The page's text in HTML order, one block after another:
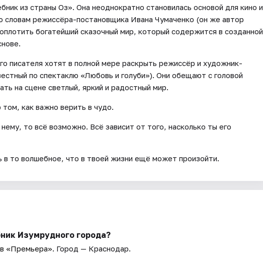
из страны Оз». Она неоднократно становилась основой для кино и
словам режиссёра-постановщика Ивана Чумаченко (он же автор
богатейший сказочный мир, который содержится в созданной
писателя хотят в полной мере раскрыть режиссёр и художник-
по спектаклю «Любовь и голуби»). Они обещают с головой
на сцене светлый, яркий и радостный мир.
как важно верить в чудо.
то всё возможно. Всё зависит от того, насколько ты его
в то волшебное, что в твоей жизни ещё может произойти.
Изумрудного города?
«Премьера». Город — Краснодар.